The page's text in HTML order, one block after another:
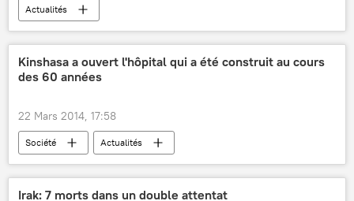
Actualités
Kinshasa a ouvert l'hôpital qui a été construit au cours
des 60 années
22 Mars 2014, 17:58
Société Actualités
Irak: 7 morts dans un double attentat